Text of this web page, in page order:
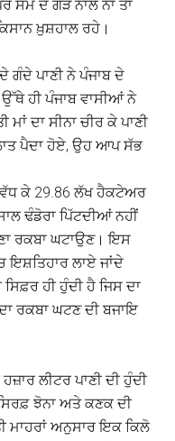
ਸਮੇਂ ਦੇ ਗੇੜ ਨਾਲ ਨਾ ਤਾਂ
ਖ਼ੁਸ਼ਹਾਲ ਰਹੇ।
ਗੰਦੇ ਪਾਣੀ ਨੇ ਪੰਜਾਬ ਦੇ
ਉੱਥੇ ਹੀ ਪੰਜਾਬ ਵਾਸੀਆਂ ਨੇ
ਦਾ ਸੀਨਾ ਚੀਰ ਕੇ ਪਾਣੀ
ਪੈਦਾ ਹੋਏ, ਉਹ ਆਪ ਸੱਭ
ਕੇ 29.86 ਲੱਖ ਹੈਕਟੇਅਰ
ਢੰਡੋਰਾ ਪਿੱਟਦੀਆਂ ਨਹੀਂ
ਰਕਬਾ ਘਟਾਉਣ। ਇਸ
ਇਸ਼ਤਿਹਾਰ ਲਾਏ ਜਾਂਦੇ
ਹੀ ਹੁੰਦੀ ਹੈ ਜਿਸ ਦਾ
ਰਕਬਾ ਘਟਣ ਦੀ ਬਜਾਇ
ਲੀਟਰ ਪਾਣੀ ਦੀ ਹੁੰਦੀ
ਝੋਨਾ ਅਤੇ ਕਣਕ ਦੀ
ਅਨੁਸਾਰ ਇਕ ਕਿਲੋ